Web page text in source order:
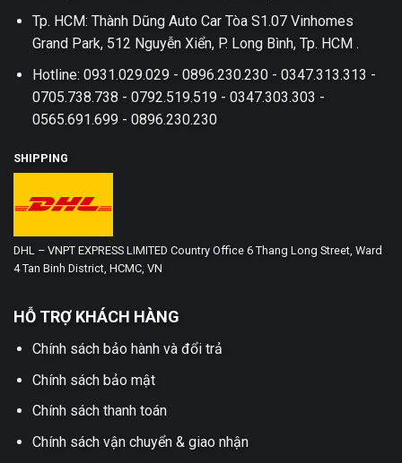
Tp. HCM: Thành Dũng Auto Car Tòa S1.07 Vinhomes
Grand Park, 512 Nguyễn Xiển, P. Long Bình, Tp. HCM .
Hotline: 0931.029.029 - 0896.230.230 - 0347.313.313 -
0705.738.738 - 0792.519.519 - 0347.303.303 -
0565.691.699 - 0896.230.230
SHIPPING
DHL – VNPT EXPRESS LIMITED Country Office 6 Thang Long Street, Ward
4 Tan Binh District, HCMC, VN
HỖ TRỢ KHÁCH HÀNG
Chính sách bảo hành và đổi trả
Chính sách bảo mật
Chính sách thanh toán
Chính sách vận chuyển & giao nhận